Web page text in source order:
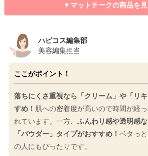
▼マットチークの商品を
ハピコス編集部
美容編集担当
ここがポイント！
落ちにくさ重視なら「クリーム」や「リ
すめ！ 肌への密着度が高いので時間が経
れています。一方、 ふんわり感や透明感
「パウダー」タイプがおすすめ！ ベタっ
の人にもぴったりです。